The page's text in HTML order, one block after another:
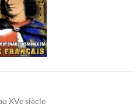
XVe siècle